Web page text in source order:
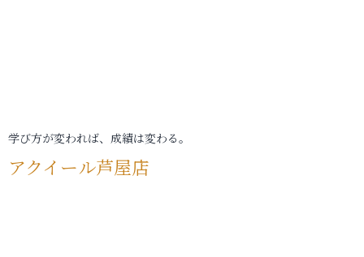
学び方が変われば、成績は変わる。
アクイール芦屋店